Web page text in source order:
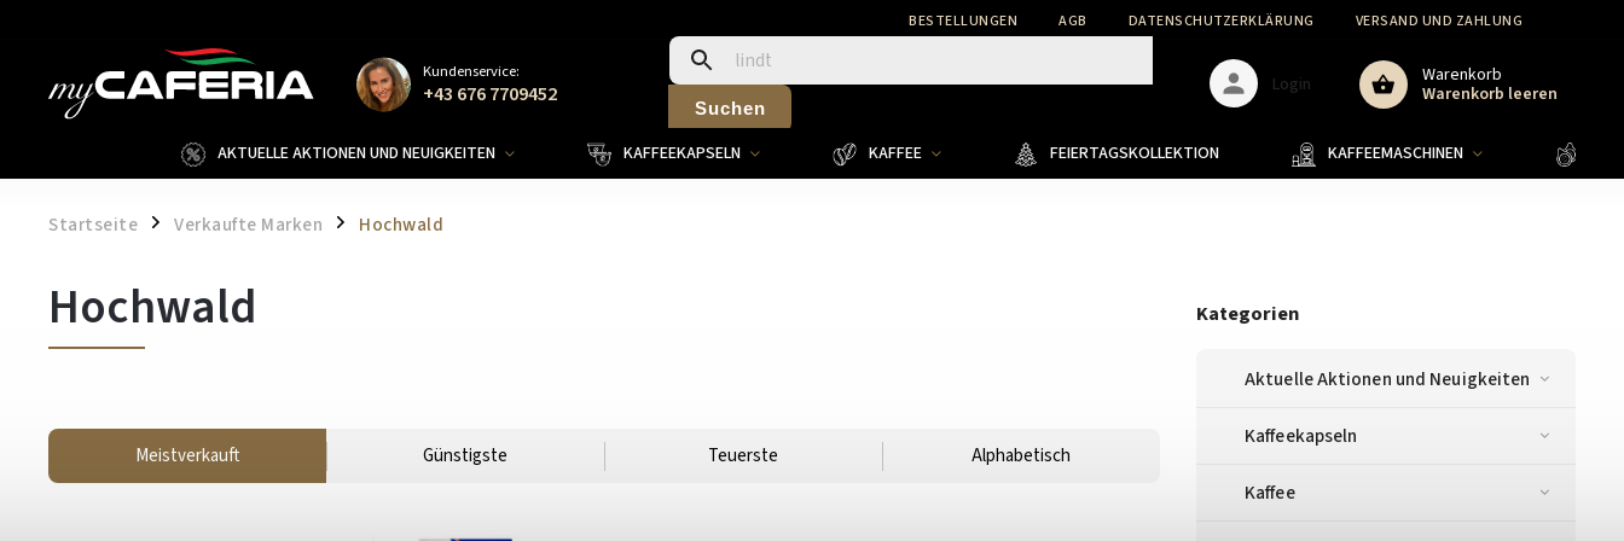
BESTELLUNGEN AGB DATENSCHUTZERKLÄRUNG VERSAND UND ZAHLUNG
Kundenservice:
+43 676 7709452 Suchen
Warenkorb
Warenkorb leeren
Login
AKTUELLE AKTIONEN UND NEUIGKEITEN KAFFEEKAPSELN KAFFEE FEIERTAGSKOLLEKTION KAFFEEMASCHINEN
Startseite / Verkaufte Marken / Hochwald
Kategorien
Aktuelle Aktionen und Neuigkeiten
Kaffeekapseln
Kaffee
Hochwald
Meistverkauft Günstigste Teuerste Alphabetisch